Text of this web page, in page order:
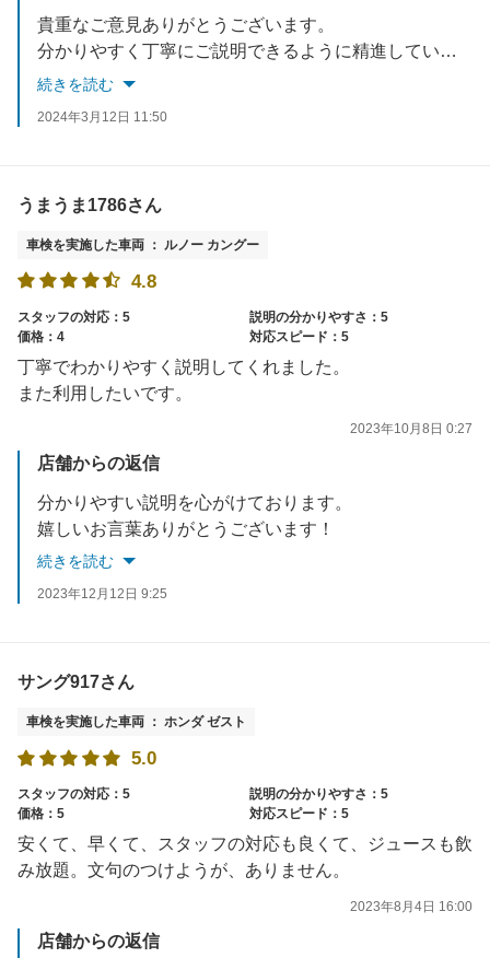
貴重なご意見ありがとうございます。
分かりやすく丁寧にご説明できるように精進していきたいと思います。
続きを読む
2024年3月12日 11:50
うまうま1786さん
車検を実施した車両 ： ルノー カングー
4.8
スタッフの対応：5
説明の分かりやすさ：5
価格：4
対応スピード：5
丁寧でわかりやすく説明してくれました。
また利用したいです。
2023年10月8日 0:27
店舗からの返信
分かりやすい説明を心がけております。
嬉しいお言葉ありがとうございます！
これからもよろしくお願いします！
続きを読む
2023年12月12日 9:25
サング917さん
車検を実施した車両 ： ホンダ ゼスト
5.0
スタッフの対応：5
説明の分かりやすさ：5
価格：5
対応スピード：5
安くて、早くて、スタッフの対応も良くて、ジュースも飲
み放題。文句のつけようが、ありません。
2023年8月4日 16:00
店舗からの返信